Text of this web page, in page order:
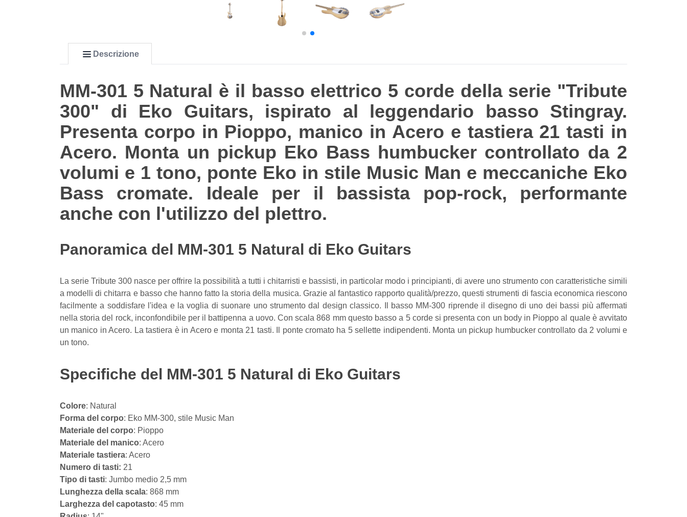
Descrizione
MM-301 5 Natural è il basso elettrico 5 corde della serie "Tribute
300" di Eko Guitars, ispirato al leggendario basso Stingray.
Presenta corpo in Pioppo, manico in Acero e tastiera 21 tasti in
Acero. Monta un pickup Eko Bass humbucker controllato da 2
volumi e 1 tono, ponte Eko in stile Music Man e meccaniche Eko
Bass cromate. Ideale per il bassista pop-rock, performante
anche con l'utilizzo del plettro.
Panoramica del MM-301 5 Natural di Eko Guitars
La serie Tribute 300 nasce per offrire la possibilità a tutti i chitarristi e bassisti, in particolar modo i principianti, di avere uno strumento con caratteristiche simili
a modelli di chitarra e basso che hanno fatto la storia della musica. Grazie al fantastico rapporto qualità/prezzo, questi strumenti di fascia economica riescono
facilmente a soddisfare l'idea e la voglia di suonare uno strumento dal design classico. Il basso MM-300 riprende il disegno di uno dei bassi più affermati
nella storia del rock, inconfondibile per il battipenna a uovo. Con scala 868 mm questo basso a 5 corde si presenta con un body in Pioppo al quale è avvitato
un manico in Acero. La tastiera è in Acero e monta 21 tasti. Il ponte cromato ha 5 sellette indipendenti. Monta un pickup humbucker controllato da 2 volumi e
un tono.
Specifiche del MM-301 5 Natural di Eko Guitars
Colore: Natural
Forma del corpo: Eko MM-300, stile Music Man
Materiale del corpo: Pioppo
Materiale del manico: Acero
Materiale tastiera: Acero
Numero di tasti: 21
Tipo di tasti: Jumbo medio 2,5 mm
Lunghezza della scala: 868 mm
Larghezza del capotasto: 45 mm